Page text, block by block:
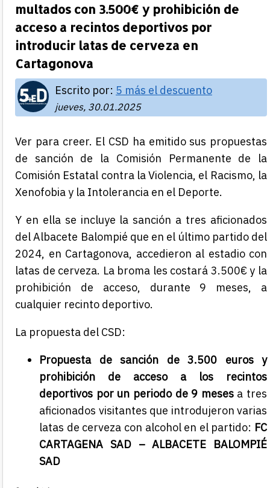
multados con 3.500€ y prohibición de
acceso a recintos deportivos por
introducir latas de cerveza en
Cartagonova
Escrito por: 5 más el descuento
jueves, 30.01.2025
Ver para creer. El CSD ha emitido sus propuestas
de sanción de la Comisión Permanente de la
Comisión Estatal contra la Violencia, el Racismo, la
Xenofobia y la Intolerancia en el Deporte.
Y en ella se incluye la sanción a tres aficionados
del Albacete Balompié que en el último partido del
2024, en Cartagonova, accedieron al estadio con
latas de cerveza. La broma les costará 3.500€ y la
prohibición de acceso, durante 9 meses, a
cualquier recinto deportivo.
La propuesta del CSD:
Propuesta de sanción de 3.500 euros y
prohibición de acceso a los recintos
deportivos por un periodo de 9 mesesa tres
aficionados visitantes que introdujeron varias
latas de cerveza con alcohol en el partido: FC
CARTAGENA SAD – ALBACETE BALOMPIÉ
SAD